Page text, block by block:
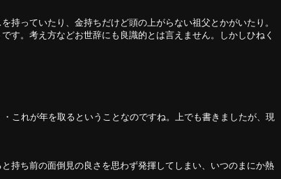
っていたり、金持ちだけど頭の上がらない祖父とかがいたり。
す。考え方などお世辞にも良識的とは言えません。しかしひねく
これが年を取るということなのですね。上でも書きましたが、現
持ち前の面倒見の良さを思わず発揮してしまい、いつのまにか熱